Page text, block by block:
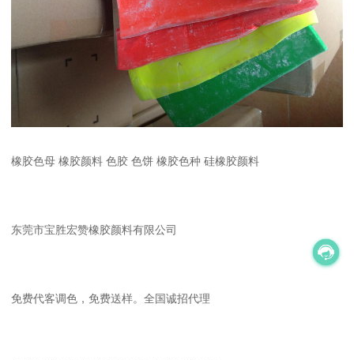
橡胶色母 橡胶颜料 色胶 色饼 橡胶色种 硅橡胶颜料
东莞市宝胜宏赞橡胶颜料有限公司
免费代客调色，免费送样。全国诚招代理